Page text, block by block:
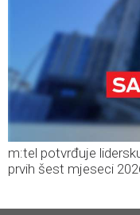
m:tel potvrđuje
prvih šest mjeseci